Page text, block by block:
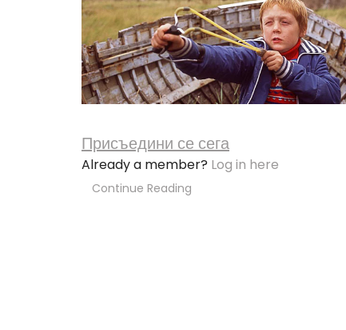
Присъедини се сега
Already a member? Log in here
Continue Reading